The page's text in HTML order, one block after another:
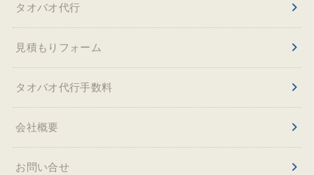
タオバオ代行
見積もりフォーム
タオバオ代行手数料
会社概要
お問い合せ